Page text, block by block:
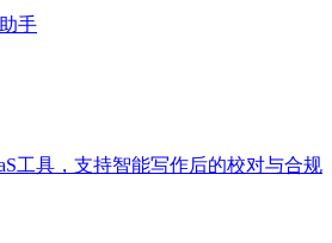
手
工具，支持智能写作后的校对与合规